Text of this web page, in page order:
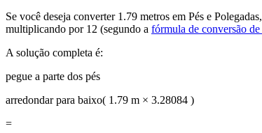
Se você deseja converter 1.79 metros em Pés e
multiplicando por 12 (segundo a fórmula de conversão de
A solução completa é:
pegue a parte dos pés
arredondar para baixo( 1.79 m × 3.28084 )
=